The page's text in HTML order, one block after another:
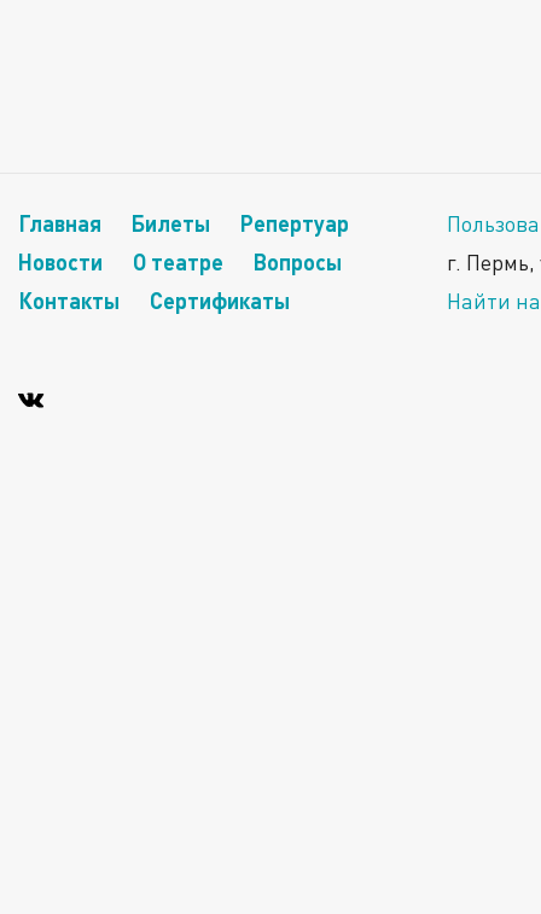
Главная Билеты
Репертуар
Новости
О театре
Вопросы
Контакты
Сертификаты
г.
Найти